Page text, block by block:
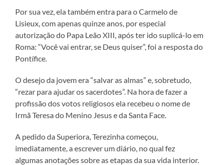
Por sua vez, ela também entra para o Carmelo de
Lisieux, com apenas quinze anos, por especial
autorização do Papa Leão XIII, após ter ido suplicá-lo em
Roma: “Você vai entrar, se Deus quiser”, foi a resposta do
Pontífice.
O desejo da jovem era “salvar as almas” e, sobretudo,
“rezar para ajudar os sacerdotes”. Na hora de fazer a
profissão dos votos religiosos ela recebeu o nome de
Irmã Teresa do Menino Jesus e da Santa Face.
A pedido da Superiora, Terezinha começou,
imediatamente, a escrever um diário, no qual fez
algumas anotações sobre as etapas da sua vida interior.